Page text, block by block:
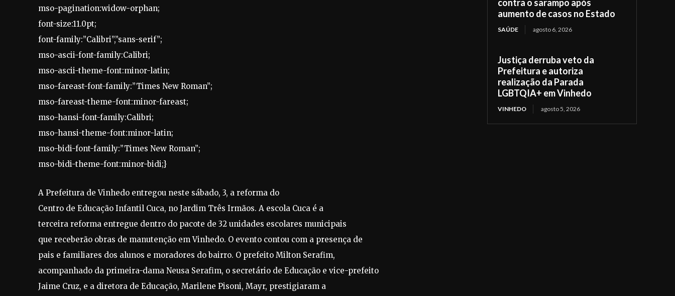
mso-pagination:widow-orphan;
font-size:11.0pt;
font-family:”Calibri”,”sans-serif”;
mso-ascii-font-family:Calibri;
mso-ascii-theme-font:minor-latin;
mso-fareast-font-family:”Times New Roman”;
mso-fareast-theme-font:minor-fareast;
mso-hansi-font-family:Calibri;
mso-hansi-theme-font:minor-latin;
mso-bidi-font-family:”Times New Roman”;
mso-bidi-theme-font:minor-bidi;}
A Prefeitura de Vinhedo entregou neste sábado, 3, a reforma do
Centro de Educação Infantil Cuca, no Jardim Três Irmãos. A escola Cuca é a
terceira reforma entregue dentro do pacote de 32 unidades escolares municipais
que receberão obras de manutenção em Vinhedo. O evento contou com a presença de
pais e familiares dos alunos e moradores do bairro. O prefeito Milton Serafim,
acompanhado da primeira-dama Neusa Serafim, o secretário de Educação e vice-prefeito
Jaime Cruz, e a diretora de Educação, Marilene Pisoni, Mayr, prestigiaram a
contra o sarampo após
aumento de casos no Estado
SAÚDE agosto 6, 2026
Justiça derruba veto da
Prefeitura e autoriza
realização da Parada
LGBTQIA+ em Vinhedo
VINHEDO agosto 5, 2026